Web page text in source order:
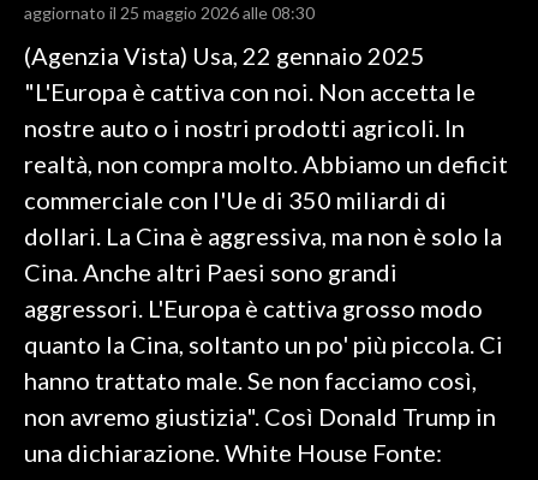
RISULTATI E CLASSIFICHE
CALCIO
CALCIO REGIONALE
BASKET
VOLLEY
MOTORI
TENNIS
ALTRI SPORT
CULTURA
aggiornato il 25 maggio 2026 alle 08:30
(Agenzia Vista) Usa, 22 gennaio 2025
"L'Europa è cattiva con noi. Non accetta le
nostre auto o i nostri prodotti agricoli. In
realtà, non compra molto. Abbiamo un deficit
commerciale con l'Ue di 350 miliardi di
dollari. La Cina è aggressiva, ma non è solo la
Cina. Anche altri Paesi sono grandi
aggressori. L'Europa è cattiva grosso modo
quanto la Cina, soltanto un po' più piccola. Ci
hanno trattato male. Se non facciamo così,
non avremo giustizia". Così Donald Trump in
una dichiarazione. White House Fonte: